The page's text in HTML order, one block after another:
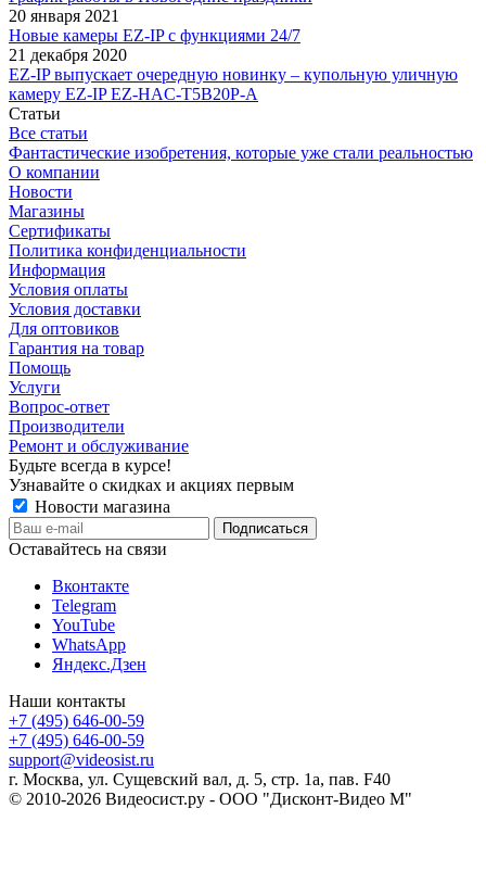
20 января 2021
Новые камеры EZ-IP с функциями 24/7
21 декабря 2020
EZ-IP выпускает очередную новинку – купольную уличную
камеру EZ-IP EZ-HAC-T5B20P-A
Статьи
Все статьи
Фантастические изобретения, которые уже стали реальностью
О компании
Новости
Магазины
Сертификаты
Политика конфиденциальности
Информация
Условия оплаты
Условия доставки
Для оптовиков
Гарантия на товар
Помощь
Услуги
Вопрос-ответ
Производители
Ремонт и обслуживание
Будьте всегда в курсе!
Узнавайте о скидках и акциях первым
Новости магазина
Оставайтесь на связи
Вконтакте
Telegram
YouTube
WhatsApp
Яндекс.Дзен
Наши контакты
+7 (495) 646-00-59
+7 (495) 646-00-59
support@videosist.ru
г. Москва, ул. Сущевский вал, д. 5, стр. 1а, пав. F40
© 2010-2026 Видеосист.ру - ООО "Дисконт-Видео М"